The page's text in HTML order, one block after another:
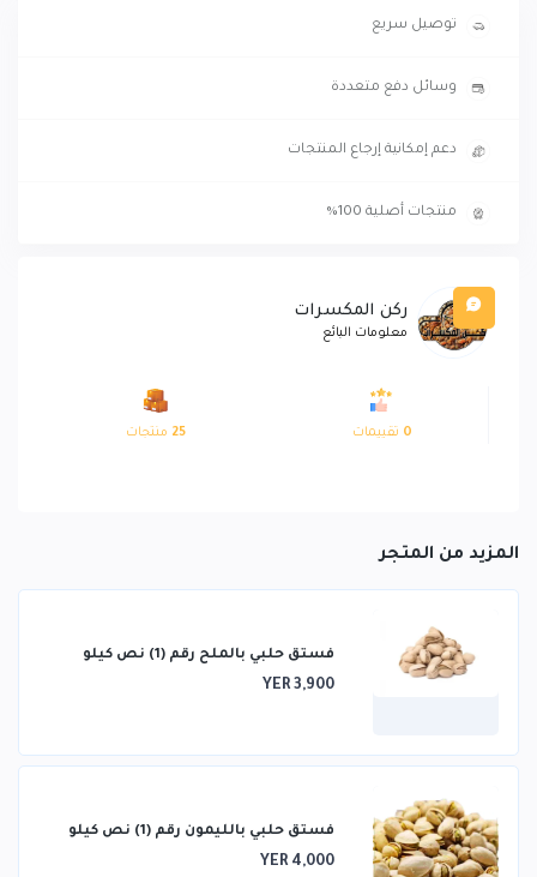
توصيل سريع
وسائل دفع متعددة
دعم إمكانية إرجاع المنتجات
منتجات أصلية 100%
ركن المكسرات
معلومات البائع
0 تقييمات 25 منتجات
المزيد من المتجر
فستق حلبي بالملح رقم (1) نص كيلو
YER 3,900
فستق حلبي بالليمون رقم (1) نص كيلو
YER 4,000